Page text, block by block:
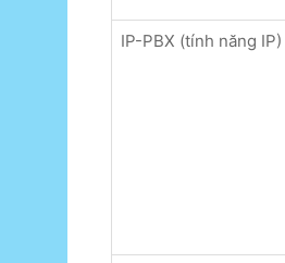
IP-PBX (tính năng IP)